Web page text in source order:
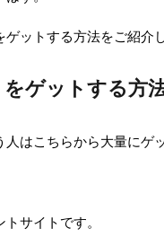
ゲットする方法をご紹介
ゲットする方
はこちらから大量にゲ
サイトです。